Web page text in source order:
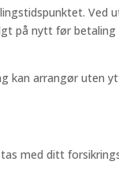
Ved
på nytt før
arrangør uten
med ditt